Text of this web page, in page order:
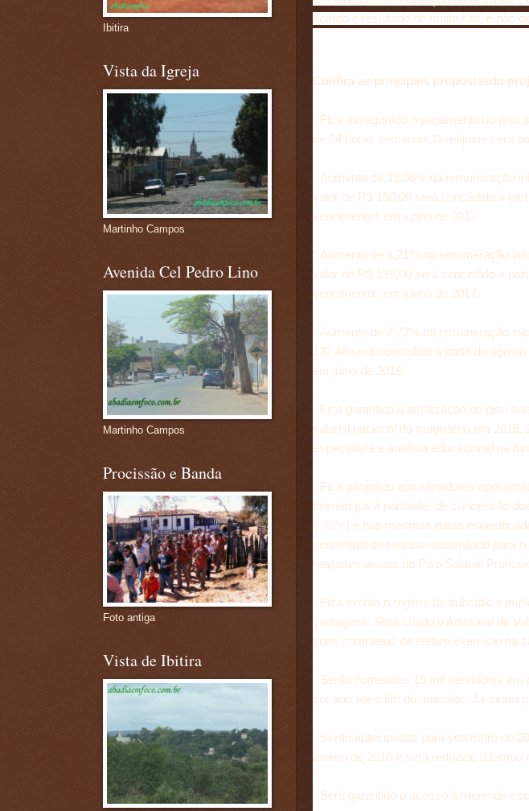
acordo é resultado de muita luta, e não
Confira as principais propostasdo
- Fica assegurado o pagamento do piso
de 24 horas semanais.O reajuste será
* Aumento de 13,06% na remuneração
valor de R$ 190,00 será concedido a
vencimentos em junho de 2017.
* Aumento de 8,21% na remuneração
valor de R$ 135,00 será concedido a
vencimentos em junho de 2017.
* Aumento de 7,72% na remuneração
137,48 será concedido a partir de
em julho de 2018.
- Fica garantida a atualização do piso
salarial nacional do magistério em
especialista e analista educacional na
- Fica garantido aos servidores
fizerem jus à paridade, de concessão
7,72%) e nas mesmas datas
percentual de reajuste acumulado para
reajustes anuais do Piso Salarial
- Fica extinto o regime de subsídio e
vantagens. Será criado o Adicional de
anos completos de efetivo exercício na
- Serão nomeados 15 mil servidores em
por ano até o fim do mandato. Já foram
- Serão antecipadas para setembro de
janeiro de 2016 e será reduzido o
- Será garantido o acesso à merenda
Ibitira
Vista da Igreja
Martinho Campos
Avenida Cel Pedro Lino
Martinho Campos
Procissão e Banda
Foto antiga
Vista de Ibitira